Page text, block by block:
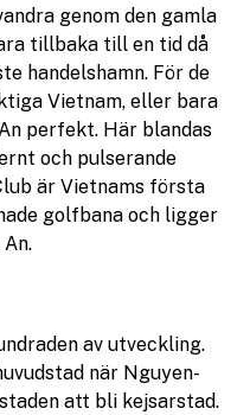
genom den gamla
tillbaka till en tid då
handelshamn. För de
Vietnam, eller bara
perfekt. Här blandas
och pulserande
är Vietnams första
golfbana och ligger
av utveckling.
när Nguyen-
att bli kejsarstad.